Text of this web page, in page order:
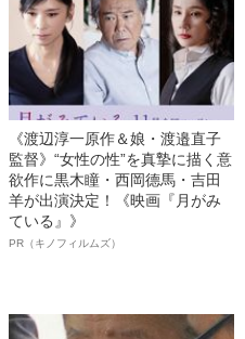
《渡辺淳一原作＆娘・渡邉直子
監督》“女性の性”を真摯に描く意
欲作に黒木瞳・西岡德馬・吉田
羊が出演決定！《映画『月がみ
ている』》
PR（キノフィルムズ）